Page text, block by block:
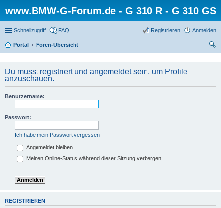
www.BMW-G-Forum.de - G 310 R - G 310 GS
Schnellzugriff FAQ Anmelden
Registrieren
Portal
Foren-Übersicht
Du musst registriert und angemeldet sein, um Profile
anzuschauen.
Benutzername:
Passwort:
Ich habe mein Passwort vergessen
Angemeldet bleiben
Meinen Online-Status während dieser Sitzung verbergen
REGISTRIEREN